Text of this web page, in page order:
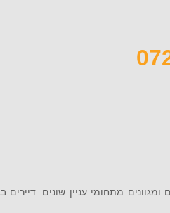
מתחומי עניין שונים.